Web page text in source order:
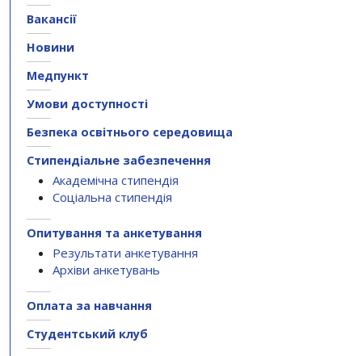
Вакансії
Новини
Медпункт
Умови доступності
Безпека освітнього середовища
Стипендіальне забезпечення
Академічна стипендія
Соціальна стипендія
Опитування та анкетування
Результати анкетування
Архіви анкетувань
Оплата за навчання
Студентський клуб